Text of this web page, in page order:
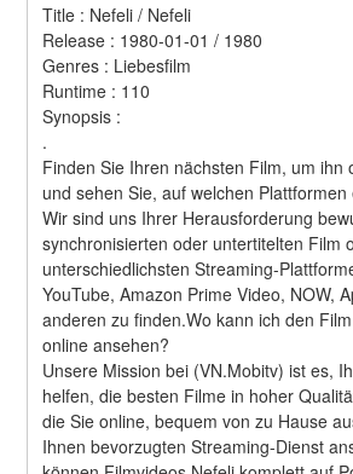
Title : Nefeli / Nefeli
Release : 1980-01-01 / 1980
Genres : Liebesfilm
Runtime : 110
Synopsis :
.
Finden Sie Ihren nächsten Film, um ihn
und sehen Sie, auf welchen
Wir sind uns Ihrer Herausforderung
synchronisierten oder untertitelten Film
unterschiedlichsten Streaming-
YouTube, Amazon Prime Video, NOW,
anderen zu finden.Wo kann ich den
online ansehen?
Unsere Mission bei (VN.Mobitv) ist es,
helfen, die besten Filme in hoher
die Sie online, bequem von zu Hause
Ihnen bevorzugten Streaming-Dienst